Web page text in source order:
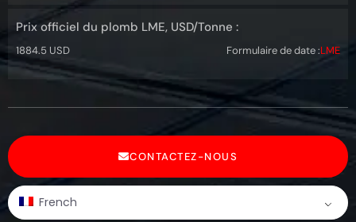
Prix officiel du plomb LME, USD/Tonne :
1884.5 USD Formulaire de date :LME
CONTACTEZ-NOUS
French